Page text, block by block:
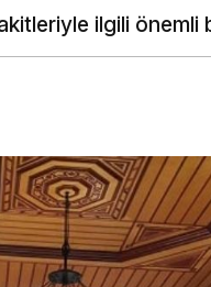
ilgili önemli